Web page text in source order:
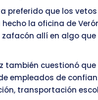
preferido que los
la oficina de
allí en algo
también cuestionó
empleados de
transportación